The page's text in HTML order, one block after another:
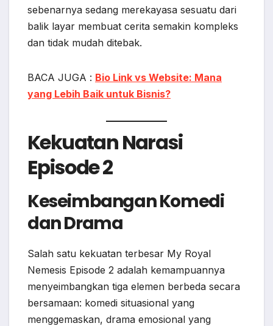
sebenarnya sedang merekayasa sesuatu dari
balik layar membuat cerita semakin kompleks
dan tidak mudah ditebak.
BACA JUGA : Bio Link vs Website: Mana
yang Lebih Baik untuk Bisnis?
Kekuatan Narasi
Episode 2
Keseimbangan Komedi
dan Drama
Salah satu kekuatan terbesar My Royal
Nemesis Episode 2 adalah kemampuannya
menyeimbangkan tiga elemen berbeda secara
bersamaan: komedi situasional yang
menggemaskan, drama emosional yang